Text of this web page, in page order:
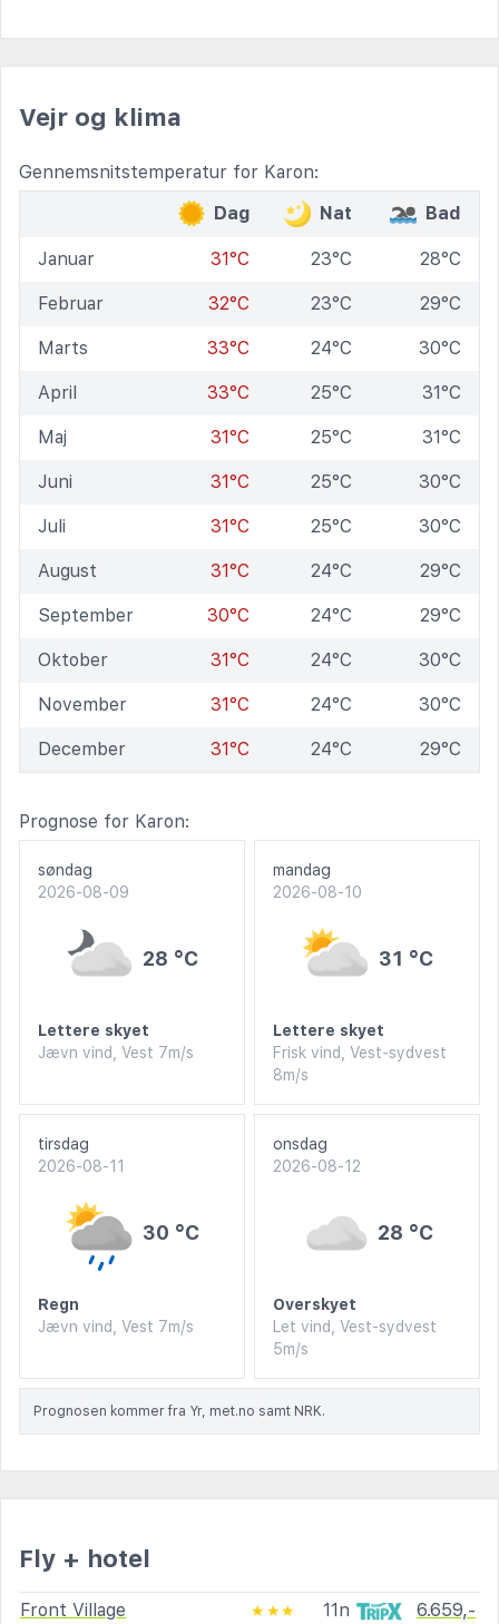
Vejr og klima
Gennemsnitstemperatur for Karon:
Dag
Nat Bad
Januar 31°C 23°C 28°C
Februar 32°C 23°C 29°C
Marts 33°C 24°C 30°C
April 33°C 25°C 31°C
Maj 31°C 25°C 31°C
Juni 31°C 25°C 30°C
Juli 31°C 25°C 30°C
August 31°C 24°C 29°C
September 30°C 24°C 29°C
Oktober 31°C 24°C 30°C
November 31°C 24°C 30°C
December 31°C 24°C 29°C
Prognose for Karon:
søndag
2026-08-09
28 °C
Lettere skyet
Jævn vind, Vest 7m/s
mandag
2026-08-10
31 °C
Lettere skyet
Frisk vind, Vest-sydvest
8m/s
tirsdag
2026-08-11
30 °C
Regn
Jævn vind, Vest 7m/s
onsdag
2026-08-12
28 °C
Overskyet
Let vind, Vest-sydvest
5m/s
Prognosen kommer fra Yr, met.no samt NRK.
Fly + hotel
Front Village ★★★ 11n
6.659,-